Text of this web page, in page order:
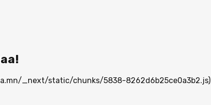
_next/static/chunks/5838-8262d6b25ce0a3b2.js)